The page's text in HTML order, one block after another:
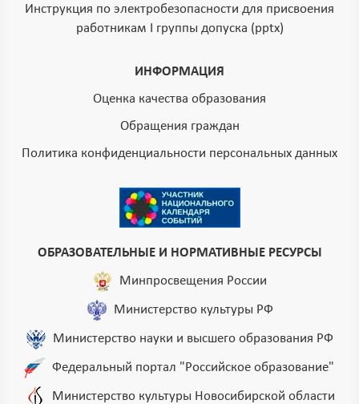
Инструкция по электробезопасности для присвоения
работникам I группы допуска (pptx)
ИНФОРМАЦИЯ
Оценка качества образования
Обращения граждан
Политика конфиденциальности персональных данных
ОБРАЗОВАТЕЛЬНЫЕ И НОРМАТИВНЫЕ РЕСУРСЫ
Минпросвещения России
Министерство культуры РФ
Министерство науки и высшего образования РФ
Федеральный портал "Российское образование"
Министерство культуры Новосибирской области